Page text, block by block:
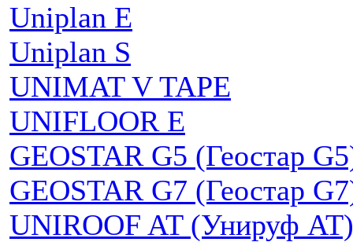
Uniplan E
Uniplan S
UNIMAT V TAPE
UNIFLOOR E
GEOSTAR G5 (Геостар
GEOSTAR G7 (Геостар
UNIROOF AT (Унируф AT)